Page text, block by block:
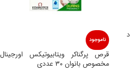
ناموجود
قرص پرگناکر ویتابیوتیکس اورجینال
مخصوص بانوان ۳۰ عددی